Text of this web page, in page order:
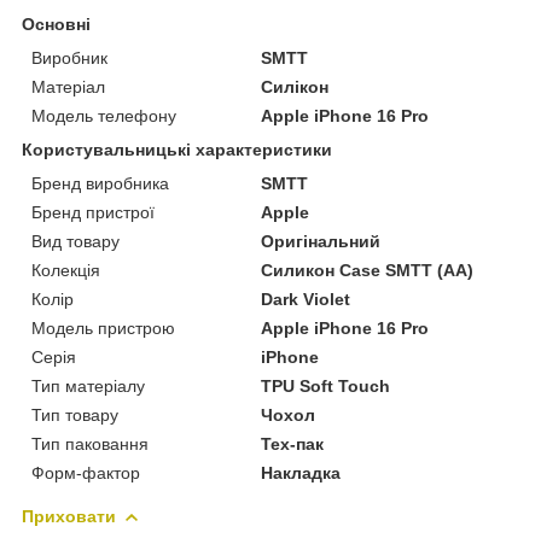
Основні
Виробник
SMTT
Матеріал
Силікон
Модель телефону
Apple iPhone 16 Pro
Користувальницькі характеристики
Бренд виробника
SMTT
Бренд пристрої
Apple
Вид товару
Оригінальний
Колекція
Силикон Case SMTT (AA)
Колір
Dark Violet
Модель пристрою
Apple iPhone 16 Pro
Серія
iPhone
Тип матеріалу
TPU Soft Touch
Тип товару
Чохол
Тип паковання
Тех-пак
Форм-фактор
Накладка
Приховати